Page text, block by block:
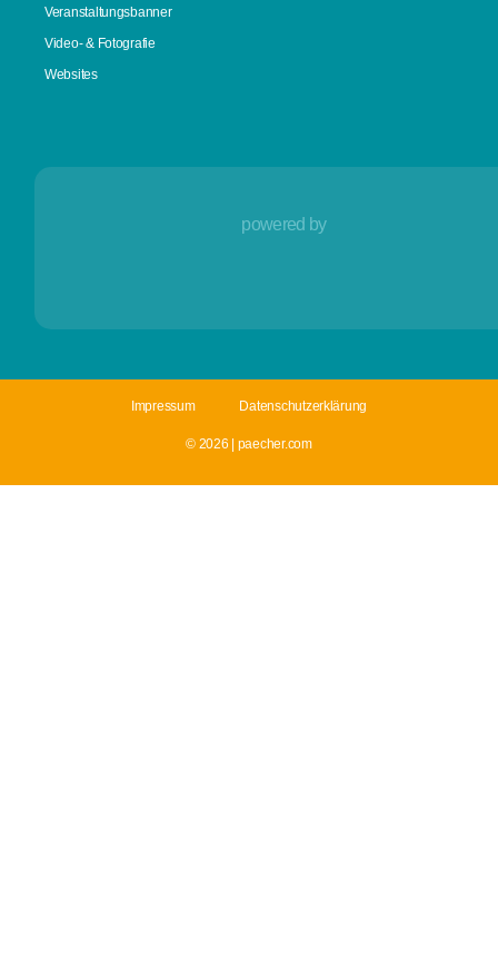
Veranstaltungsbanner
Video- & Fotografie
Websites
powered by
Impressum Datenschutzerklärung
© 2026 | paecher.com